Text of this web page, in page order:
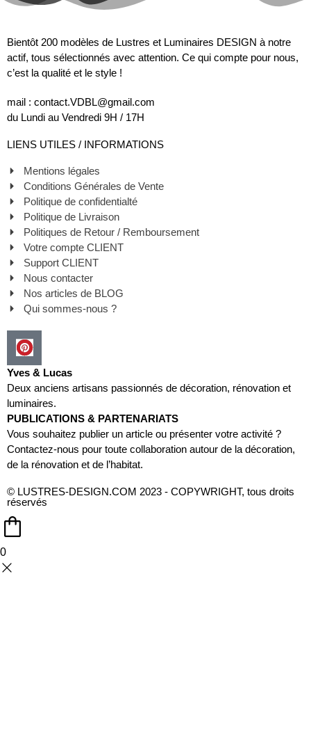
Bientôt 200 modèles de Lustres et Luminaires DESIGN à notre
actif, tous sélectionnés avec attention. Ce qui compte pour nous,
c’est la qualité et le style !
mail : contact.VDBL@gmail.com
du Lundi au Vendredi 9H / 17H
LIENS UTILES / INFORMATIONS
Mentions légales
Conditions Générales de Vente
Politique de confidentialté
Politique de Livraison
Politiques de Retour / Remboursement
Votre compte CLIENT
Support CLIENT
Nous contacter
Nos articles de BLOG
Qui sommes-nous ?
Yves & Lucas
Deux anciens artisans passionnés de décoration, rénovation et
luminaires.
PUBLICATIONS & PARTENARIATS
Vous souhaitez publier un article ou présenter votre activité ?
Contactez-nous pour toute collaboration autour de la décoration,
de la rénovation et de l’habitat.
© LUSTRES-DESIGN.COM 2023 - COPYWRIGHT, tous droits
réservés
0